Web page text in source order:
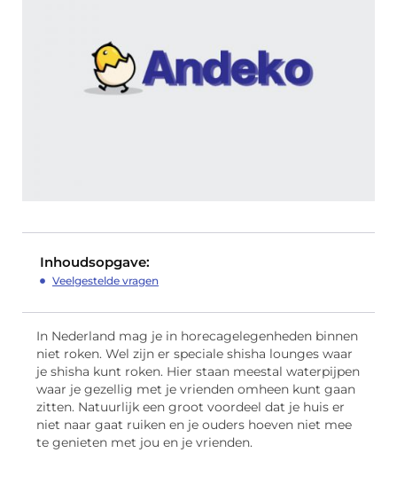
Inhoudsopgave:
Veelgestelde vragen
In Nederland mag je in horecagelegenheden binnen
niet roken. Wel zijn er speciale shisha lounges waar
je shisha kunt roken. Hier staan meestal waterpijpen
waar je gezellig met je vrienden omheen kunt gaan
zitten. Natuurlijk een groot voordeel dat je huis er
niet naar gaat ruiken en je ouders hoeven niet mee
te genieten met jou en je vrienden.